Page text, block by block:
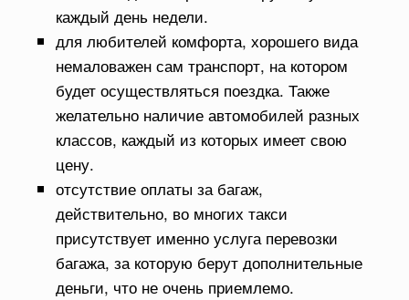
каждый день недели.
для любителей комфорта, хорошего вида
немаловажен сам транспорт, на котором
будет осуществляться поездка. Также
желательно наличие автомобилей разных
классов, каждый из которых имеет свою
цену.
отсутствие оплаты за багаж,
действительно, во многих такси
присутствует именно услуга перевозки
багажа, за которую берут дополнительные
деньги, что не очень приемлемо.